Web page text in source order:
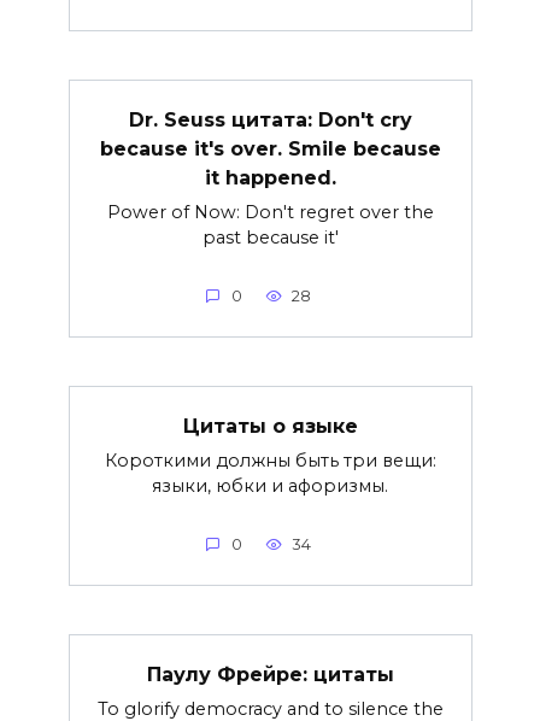
Dr. Seuss цитата: Don't cry
because it's over. Smile because
it happened.
Power of Now: Don't regret over the
past because it'
0 28
Цитаты о языке
Короткими должны быть три вещи:
языки, юбки и афоризмы.
0 34
Паулу Фрейре: цитаты
To glorify democracy and to silence the